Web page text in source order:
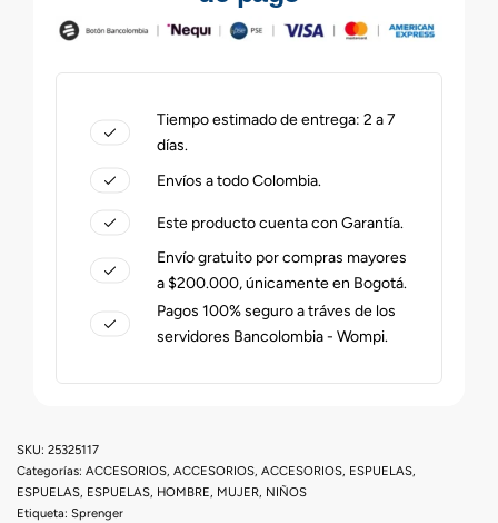
Tiempo estimado de entrega: 2 a 7
días.
Envíos a todo Colombia.
Este producto cuenta con Garantía.
Envío gratuito por compras mayores
a $200.000, únicamente en Bogotá.
Pagos 100% seguro a tráves de los
servidores Bancolombia - Wompi.
25325117
Categorías: ACCESORIOS, ACCESORIOS, ACCESORIOS, ESPUELAS,
ESPUELAS, ESPUELAS, HOMBRE, MUJER, NIÑOS
Etiqueta: Sprenger